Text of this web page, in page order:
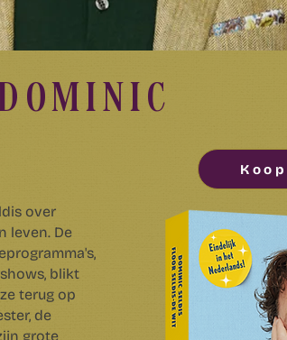
over
leven. De
blikt
terug op
de
grote